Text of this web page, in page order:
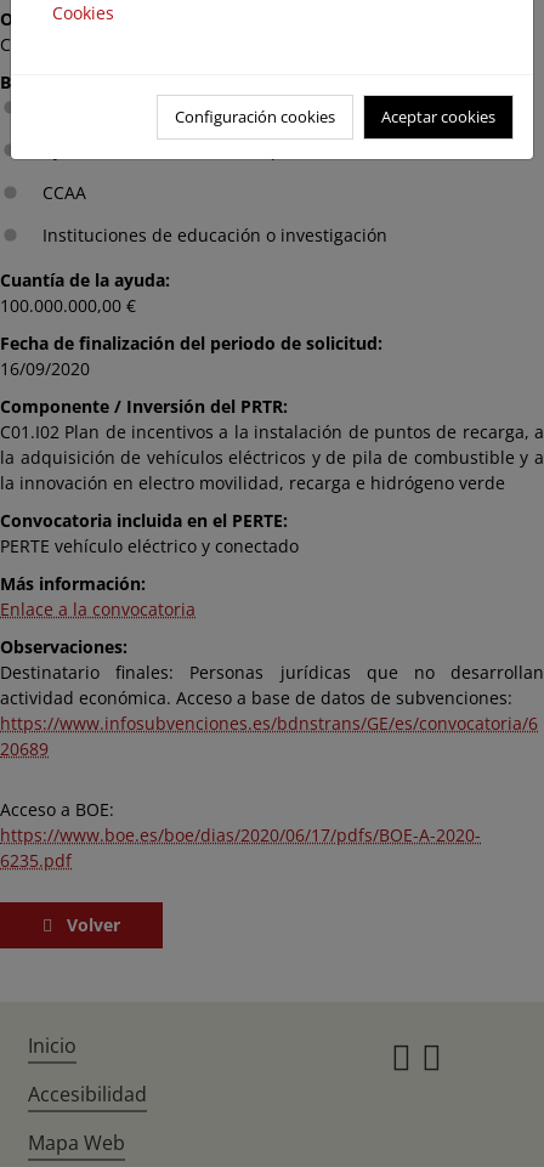
Organismo que convoca:
Comunidades Autónomas
Beneficiario:
Asociaciones, federaciones y ONGs
CCAA
Instituciones de educación o investigación
Cuantía de la ayuda:
100.000.000,00 €
Fecha de finalización del periodo de solicitud:
16/09/2020
Componente / Inversión del PRTR:
C01.I02 Plan de incentivos a la instalación de puntos de recarga, a
la adquisición de vehículos eléctricos y de pila de combustible y a
la innovación en electro movilidad, recarga e hidrógeno verde
Convocatoria incluida en el PERTE:
PERTE vehículo eléctrico y conectado
Más información:
Enlace a la convocatoria
Observaciones:
Destinatario finales: Personas jurídicas que no desarrollan
actividad económica. Acceso a base de datos de subvenciones:
https://www.infosubvenciones.es/bdnstrans/GE/es/convocatoria/6
20689
Acceso a BOE:
https://www.boe.es/boe/dias/2020/06/17/pdfs/BOE-A-2020-
6235.pdf
Volver
Cookies
Configuración cookies Aceptar cookies
Inicio
Accesibilidad
Mapa Web